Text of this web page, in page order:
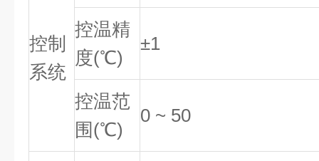
控制
系统
控温精
度(℃)
±1
控温范
围(℃)
0 ~ 50